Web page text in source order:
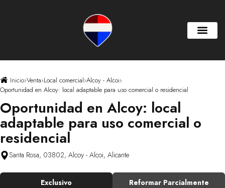
Inicio›Venta›Local comercial›Alcoy - Alcoi›
Oportunidad en Alcoy: local adaptable para uso comercial o residencial
Oportunidad en Alcoy: local
adaptable para uso comercial o
residencial
Santa Rosa, 03802, Alcoy - Alcoi, Alicante
Exclusivo Reformar Parcialmente